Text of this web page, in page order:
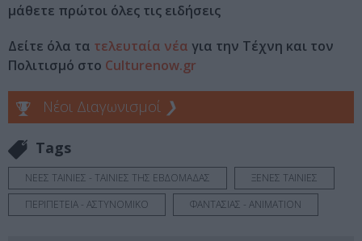
μάθετε πρώτοι όλες τις ειδήσεις
Δείτε όλα τα τελευταία νέα για την Τέχνη και τον
Πολιτισμό στο Culturenow.gr
Νέοι Διαγωνισμοί ❯
Tags
ΝΕΕΣ ΤΑΙΝΙΕΣ - ΤΑΙΝΙΕΣ ΤΗΣ ΕΒΔΟΜΑΔΑΣ
ΞΕΝΕΣ ΤΑΙΝΙΕΣ
ΠΕΡΙΠΕΤΕΙΑ - ΑΣΤΥΝΟΜΙΚΟ
ΦΑΝΤΑΣΙΑΣ - ANIMATION